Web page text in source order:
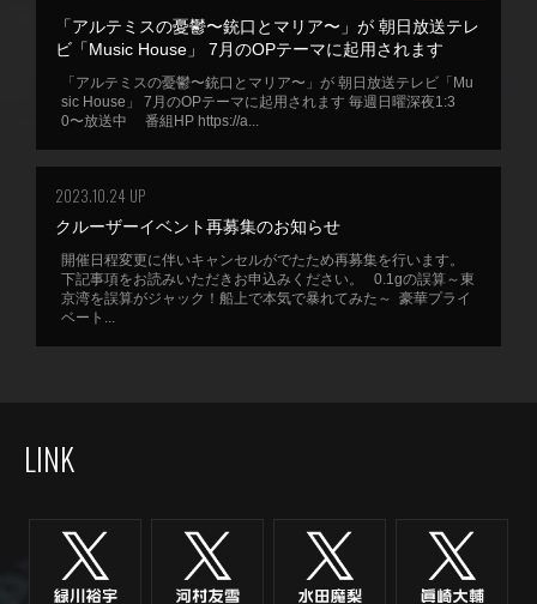
「アルテミスの憂鬱〜銃口とマリア〜」が 朝日放送テレ
ビ「Music House」 7月のOPテーマに起用されます
「アルテミスの憂鬱〜銃口とマリア〜」が 朝日放送テレビ「Mu
sic House」 7月のOPテーマに起用されます 毎週日曜深夜1:3
0〜放送中 番組HP https://a...
2023.10.24 UP
クルーザーイベント再募集のお知らせ
開催日程変更に伴いキャンセルがでたため再募集を行います。
下記事項をお読みいただきお申込みください。 0.1gの誤算～東
京湾を誤算がジャック！船上で本気で暴れてみた～ 豪華プライ
ベート...
LINK